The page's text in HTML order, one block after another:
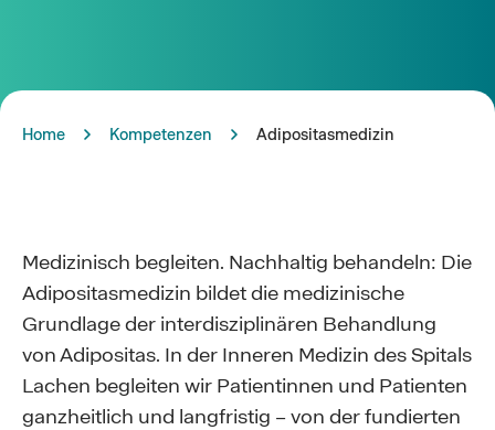
Home Kompetenzen Adipositasmedizin
Medizinisch begleiten. Nachhaltig behandeln: Die
Adipositasmedizin bildet die medizinische
Grundlage der interdisziplinären Behandlung
von Adipositas. In der Inneren Medizin des Spitals
Lachen begleiten wir Patientinnen und Patienten
ganzheitlich und langfristig – von der fundierten